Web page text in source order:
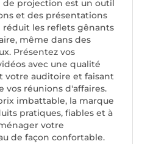
de projection est un outil
et des présentations
réduit les reflets gênants
même dans des
Présentez vos
avec une qualité
votre auditoire et faisant
vos réunions d'affaires.
imbattable, la marque
pratiques, fiables et à
votre
de façon confortable.